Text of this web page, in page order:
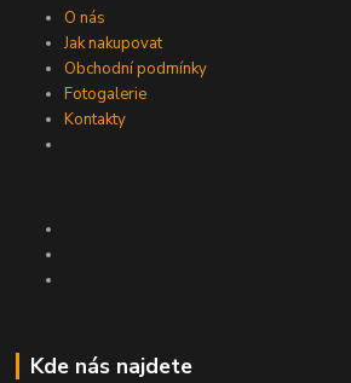
O nás
Jak nakupovat
Obchodní podmínky
Fotogalerie
Kontakty
Kde nás najdete